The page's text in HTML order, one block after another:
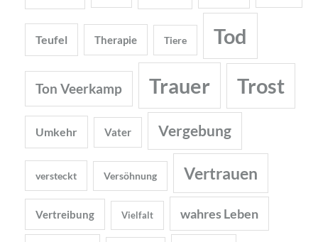
Teufel Therapie Tiere Tod
Ton Veerkamp Trauer Trost
Umkehr Vater Vergebung
versteckt Versöhnung Vertrauen
Vertreibung Vielfalt wahres Leben